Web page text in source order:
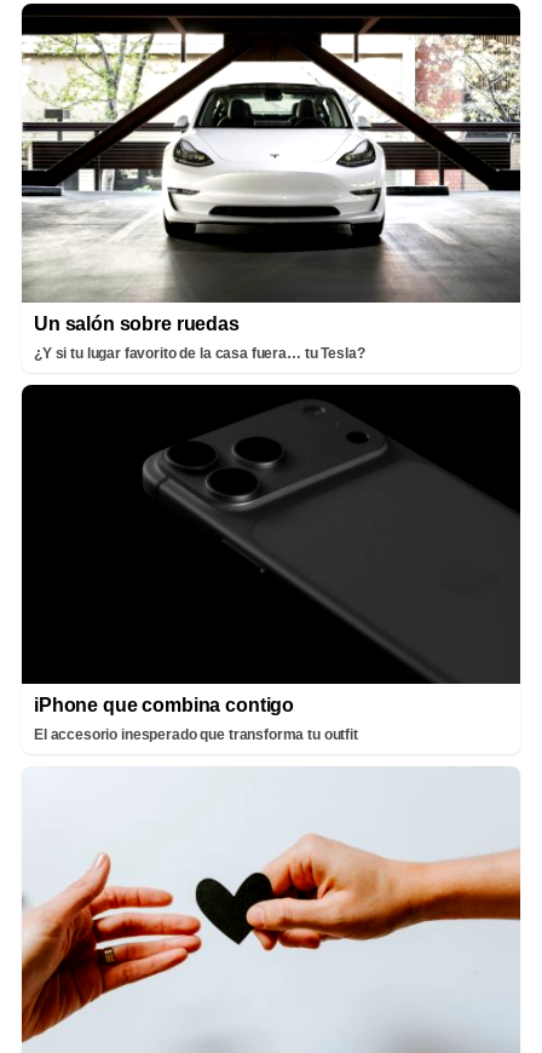
Un salón sobre ruedas
¿Y si tu lugar favorito de la casa fuera… tu Tesla?
iPhone que combina contigo
El accesorio inesperado que transforma tu outfit